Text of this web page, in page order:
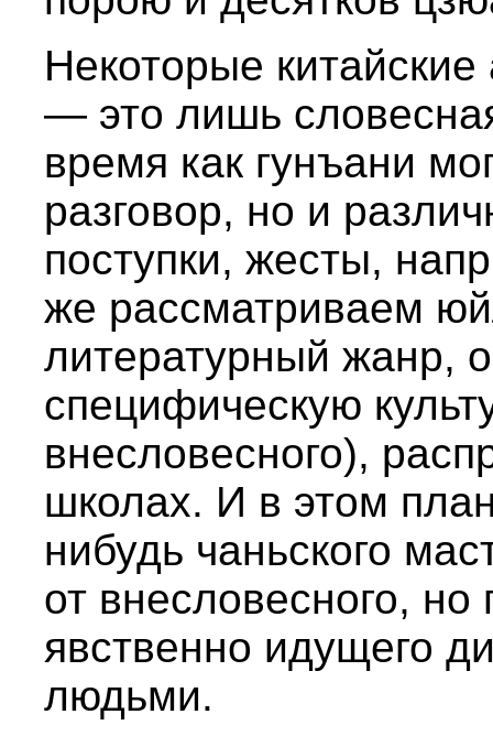
Некоторые
— это лишь
время как гунъани
разговор, но и
поступки, жесты,
же рассматриваем
литературный жанр,
специфическую
внесловесного),
школах. И в этом
нибудь чаньского
от внесловесного,
явственно идущего
людьми.